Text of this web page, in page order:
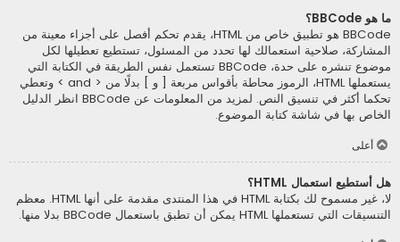
ما هو BBCode؟
BBCode هو تطبيق خاص من HTML، يقدم تحكم أفصل على أجزاء معينة من
المشاركة، صلاحية استعمالك لها تحدد من المسئول، تستطيع تعطيلها لكل
موضوع تنشره على حدة، BBCode تستعمل نفس الطريقة في الكتابة التي
يستعملها HTML، الرموز محاطة بأقواس مربعة [ و ] بدلًا من < and > وتعطي
تحكما أكثر في تنسيق النص. لمزيد من المعلومات عن BBCode انظر الدليل
الخاص بها في شاشة كتابة الموضوع.
أعلى
هل أستطيع استعمال HTML؟
لا، غير مسموح لك بكتابة HTML في هذا المنتدى مقدمة على أنها HTML. معظم
التنسيقات التي تستعملها HTML يمكن أن تطبق باستعمال BBCode بدلا منها.